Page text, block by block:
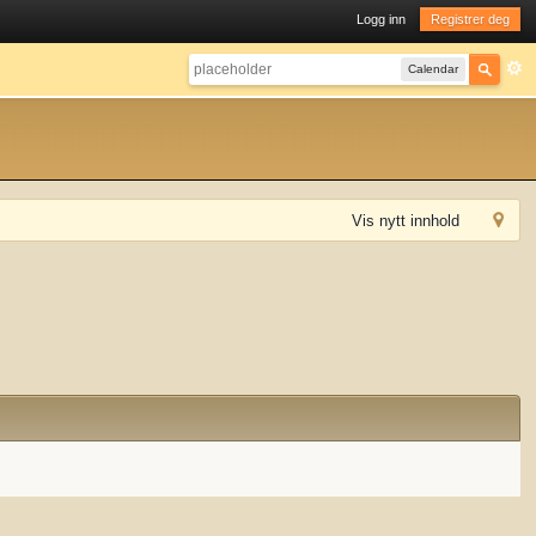
Logg inn Registrer deg
Calendar
Vis nytt innhold